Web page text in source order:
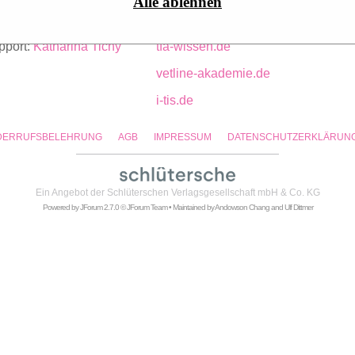
Katharina Tichy
tfa-wissen.de
vetline-akademie.de
i-tis.de
AGB IMPRESSUM
Ein Angebot der Schlüterschen Verlagsgesellschaft mbH & Co. KG
Powered byJForum 2.7.0© JForum Team • Maintained byAndowson ChangandUlf Dittmer